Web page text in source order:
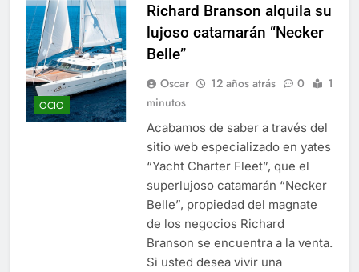
OCIO
Richard Branson alquila su
lujoso catamarán “Necker
Belle”
Oscar 12 años atrás 0
1
minutos
Acabamos de saber a través del
sitio web especializado en yates
“Yacht Charter Fleet”, que el
superlujoso catamarán “Necker
Belle”, propiedad del magnate
de los negocios Richard
Branson se encuentra a la venta.
Si usted desea vivir una